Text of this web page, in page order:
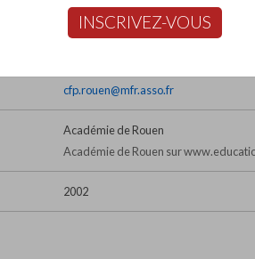
0235089410
cfp.rouen@mfr.asso.fr
Académie de Rouen
Académie de Rouen sur
2002
INSCRIVEZ-VOUS